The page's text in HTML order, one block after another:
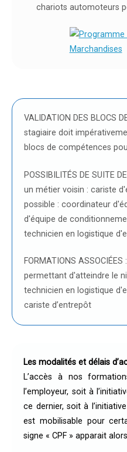
chariots automoteurs
VALIDATION DES BLOCS
stagiaire doit
blocs de compétences
POSSIBILITÉS DE SUITE
un métier voisin : cariste
possible : coordinateur
d'équipe de
technicien en logistique
FORMATIONS
permettant d'atteindre le
technicien en logistique
cariste d’entrepôt
Les modalités et délais
L’accès à nos
l’employeur, soit à
ce dernier, soit à
est mobilisable pour
signe « CPF » apparait